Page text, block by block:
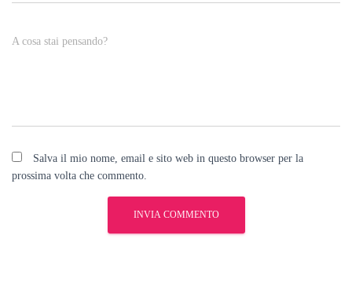
A cosa stai pensando?
Salva il mio nome, email e sito web in questo browser per la
prossima volta che commento.